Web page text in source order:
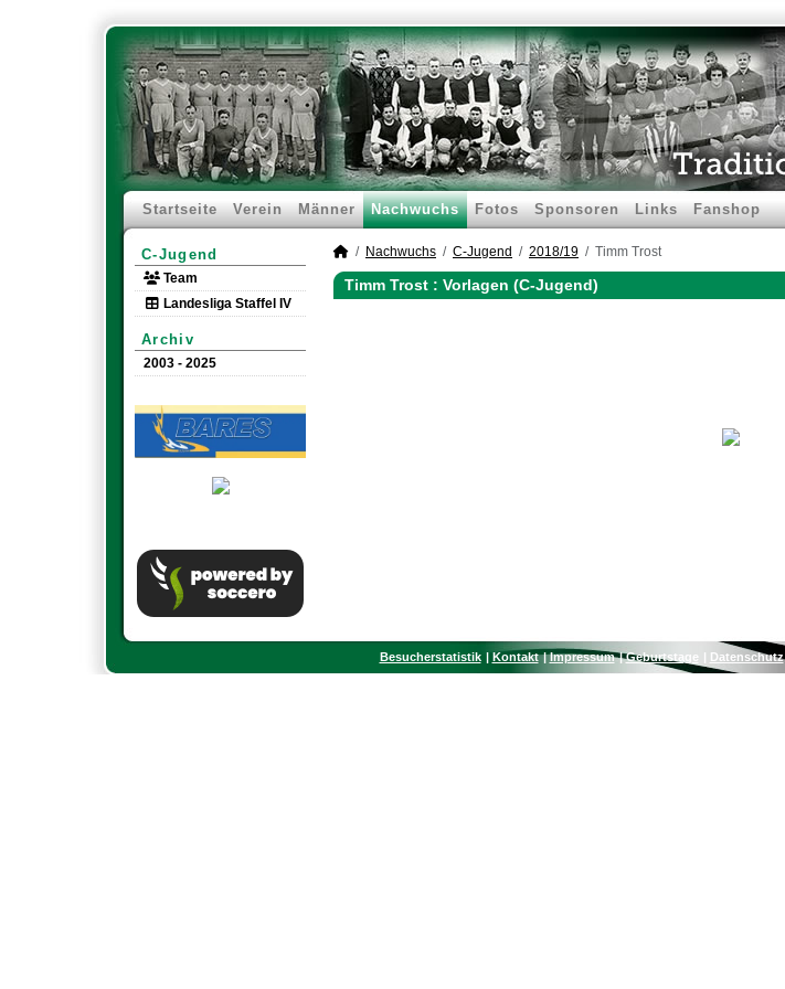
Startseite Verein Männer Nachwuchs Fotos Sponsoren Links Fanshop
C-Jugend
Team
Landesliga Staffel IV
Archiv
2003 - 2025
Nachwuchs C-Jugend 2018/19 Timm Trost
Timm Trost : Vorlagen (C-Jugend)
Besucherstatistik Kontakt Impressum Geburtstage Datenschutz